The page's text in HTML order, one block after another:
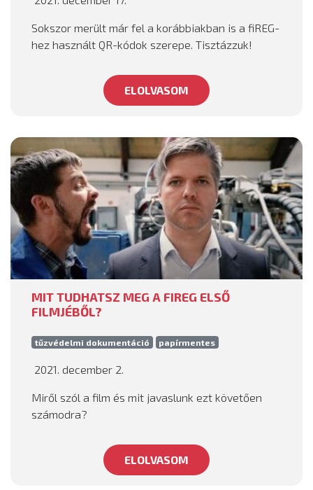
Sokszor merült már fel a korábbiakban is a fiREG-
hez használt QR-kódok szerepe. Tisztázzuk!
ELOLVASOM
MIT TUDHATSZ MEG A FIREG ELSŐ
FILMJÉBŐL?
tűzvédelmi dokumentáció papírmentes
2021. december 2.
Miről szól a film és mit javaslunk ezt követően
számodra?
ELOLVASOM